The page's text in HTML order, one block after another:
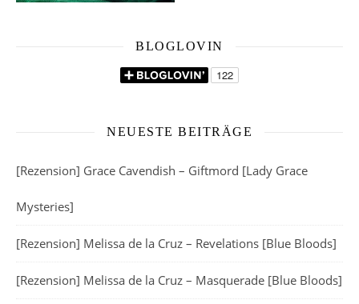
BLOGLOVIN
NEUESTE BEITRÄGE
[Rezension] Grace Cavendish – Giftmord [Lady Grace
Mysteries]
[Rezension] Melissa de la Cruz – Revelations [Blue Bloods]
[Rezension] Melissa de la Cruz – Masquerade [Blue Bloods]